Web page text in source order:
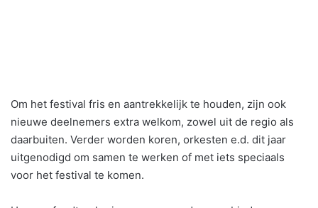
Om het festival fris en aantrekkelijk te houden, zijn ook
nieuwe deelnemers extra welkom, zowel uit de regio als
daarbuiten. Verder worden koren, orkesten e.d. dit jaar
uitgenodigd om samen te werken of met iets speciaals
voor het festival te komen.